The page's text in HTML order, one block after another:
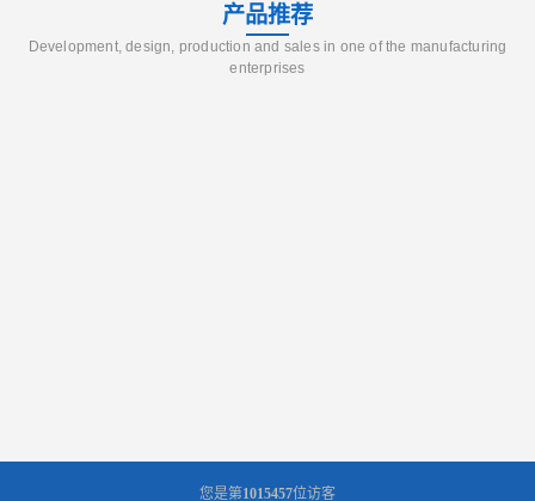
产品推荐
Development, design, production and sales in one of the manufacturing
enterprises
您是第1015457位访客